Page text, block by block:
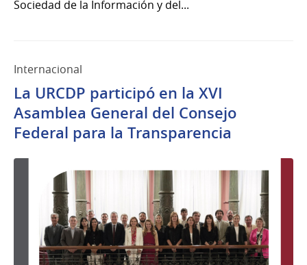
Sociedad de la Información y del...
Internacional
La URCDP participó en la XVI
Asamblea General del Consejo
Federal para la Transparencia